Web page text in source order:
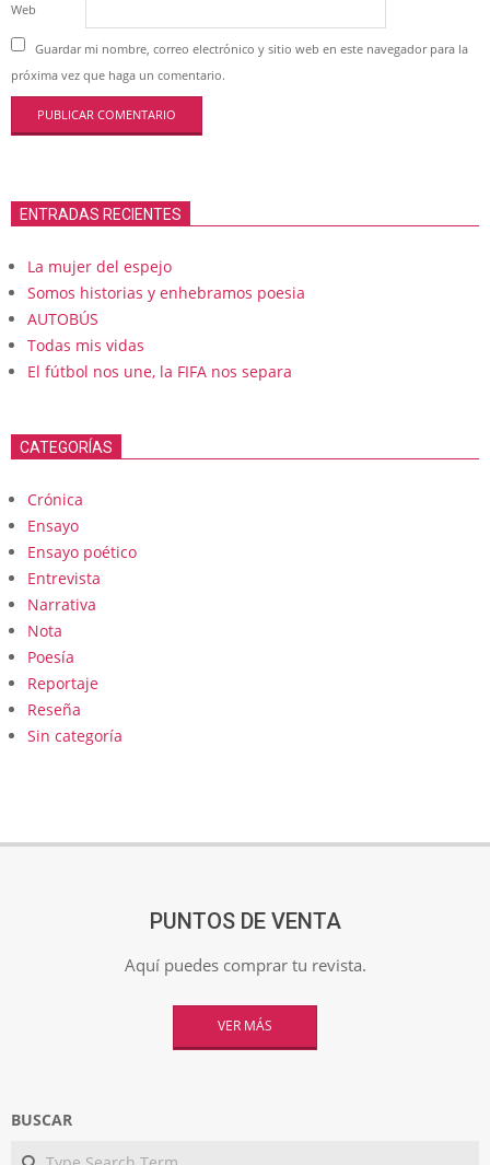
Web
Guardar mi nombre, correo electrónico y sitio web en este navegador para la
próxima vez que haga un comentario.
ENTRADAS RECIENTES
La mujer del espejo
Somos historias y enhebramos poesia
AUTOBÚS
Todas mis vidas
El fútbol nos une, la FIFA nos separa
CATEGORÍAS
Crónica
Ensayo
Ensayo poético
Entrevista
Narrativa
Nota
Poesía
Reportaje
Reseña
Sin categoría
PUNTOS DE VENTA
Aquí puedes comprar tu revista.
VER MÁS
BUSCAR
Search